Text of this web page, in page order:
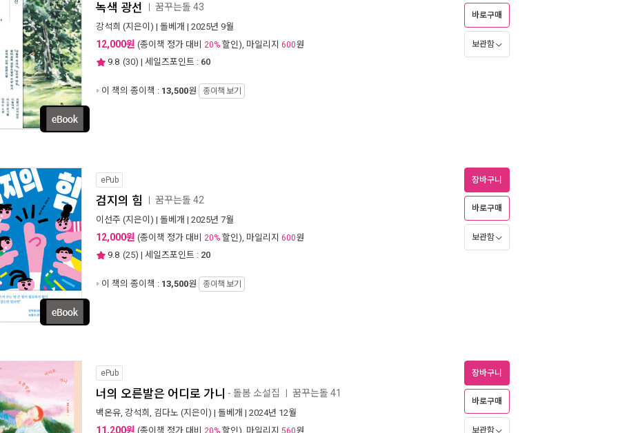
녹색 광선 꿈꾸는돌 43
강석희 (지은이) | 돌베개 | 2025년 9월
12,000원 (종이책 정가 대비 20% 할인), 마일리지 600원
9.8 (30) | 세일즈포인트 : 60
이 책의 종이책 : 13,500원 종이책 보기
바로구매
보관함
ePub
검지의 힘 꿈꾸는돌 42
이선주 (지은이) | 돌베개 | 2025년 7월
12,000원 (종이책 정가 대비 20% 할인), 마일리지 600원
9.8 (25) | 세일즈포인트 : 20
이 책의 종이책 : 13,500원 종이책 보기
장바구니
바로구매
보관함
ePub
너의 오른발은 어디로 가니 - 돌봄 소설집 꿈꾸는돌 41
백온유, 강석희 , 김다노 (지은이) | 돌베개 | 2024년 12월
11,200원 (종이책 정가 대비 20% 할인), 마일리지 560원
장바구니
바로구매
보관함